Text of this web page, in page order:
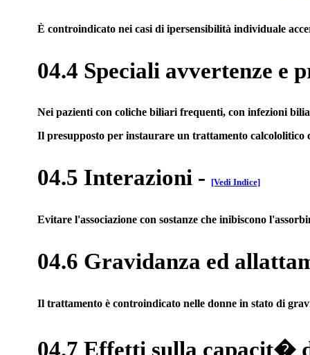
È controindicato nei casi di ipersensibilità individuale
04.4 Speciali avvertenze e
Nei pazienti con coliche biliari frequenti, con infezioni
Il presupposto per instaurare un trattamento calcololitico
04.5 Interazioni - [Vedi Indice]
Evitare l'associazione con sostanze che inibiscono
04.6 Gravidanza ed
Il trattamento è controindicato nelle donne in stato di
04.7 Effetti sulla capacit�